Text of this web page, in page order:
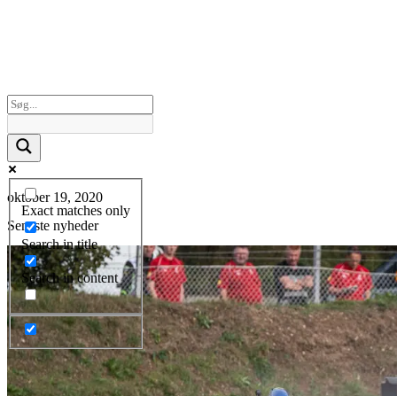
Exact matches only
Search in title
Search in content
oktober 19, 2020
Seneste nyheder